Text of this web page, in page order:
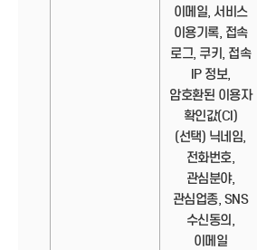
이메일, 서비스
이용기록, 접속
로그, 쿠키, 접속
IP 정보,
암호환된 이용자
확인값(CI)
(선택) 닉네임,
전화번호,
관심분야,
관심업종, SNS
수신동의,
이메일